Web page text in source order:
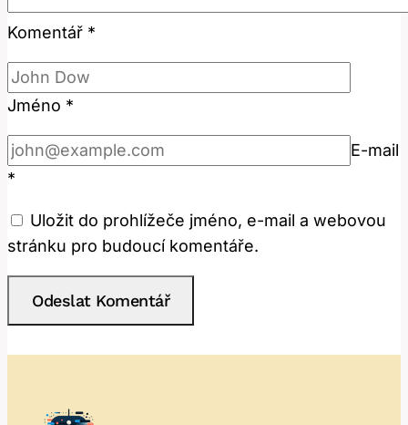
Komentář *
Jméno *
E-mail
*
Uložit do prohlížeče jméno, e-mail a webovou
stránku pro budoucí komentáře.